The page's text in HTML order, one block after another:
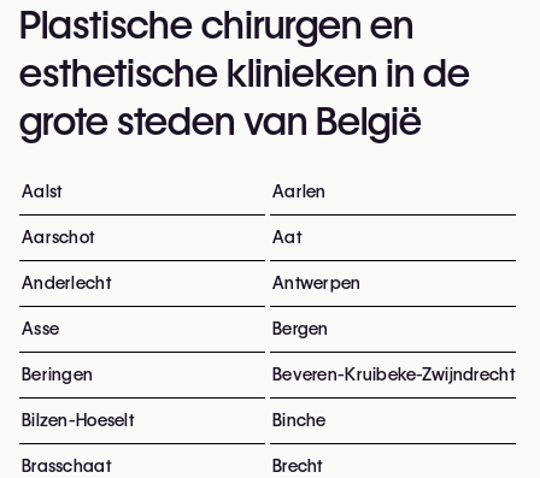
Plastische chirurgen en
esthetische klinieken in de
grote steden van België
Aalst Aarlen
Aarschot Aat
Anderlecht Antwerpen
Asse Bergen
Beringen Beveren-Kruibeke-Zwijndrecht
Bilzen-Hoeselt Binche
Brasschaat Brecht